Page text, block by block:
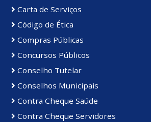
Carta de Serviços
Código de Ética
Compras Públicas
Concursos Públicos
Conselho Tutelar
Conselhos Municipais
Contra Cheque Saúde
Contra Cheque Servidores